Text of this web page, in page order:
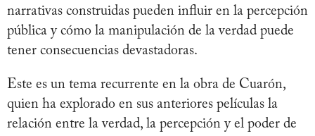
narrativas construidas pueden influir en la percepción
pública y cómo la manipulación de la verdad puede
tener consecuencias devastadoras.
Este es un tema recurrente en la obra de Cuarón,
quien ha explorado en sus anteriores películas la
relación entre la verdad, la percepción y el poder de